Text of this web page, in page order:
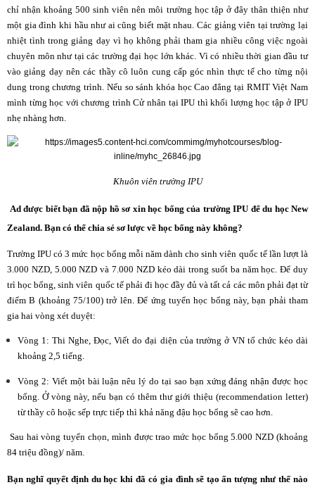
chỉ nhận khoảng 500 sinh viên nên môi trường học tập ở đây thân thiện như
một gia đình khi hầu như ai cũng biết mặt nhau. Các giảng viên tại trường lại
nhiệt tình trong giảng dạy vì họ không phải tham gia nhiều công việc ngoài
chuyên môn như tại các trường đại học lớn khác. Vì có nhiều thời gian đầu tư
vào giảng dạy nên các thầy cô luôn cung cấp góc nhìn thực tế cho từng nội
dung trong chương trình. Nếu so sánh khóa học Cao đẳng tại RMIT Việt Nam
mình từng học với chương trình Cử nhân tại IPU thì khối lượng học tập ở IPU
nhẹ nhàng hơn.
Khuôn viên trường IPU
Ad được biết bạn đã nộp hồ sơ xin học bổng của trường IPU để du học New
Zealand. Bạn có thể chia sẻ sơ lược về học bổng này không?
Trường IPU có 3 mức học bổng mỗi năm dành cho sinh viên quốc tế lần lượt là
3.000 NZD, 5.000 NZD và 7.000 NZD kéo dài trong suốt ba năm học. Để duy
trì học bổng, sinh viên quốc tế phải đi học đầy đủ và tất cả các môn phải đạt từ
điểm B (khoảng 75/100) trở lên. Để ứng tuyển học bổng này, bạn phải tham
gia hai vòng xét duyệt:
Vòng 1: Thi Nghe, Đọc, Viết do đại diện của trường ở VN tổ chức kéo dài
khoảng 2,5 tiếng.
Vòng 2: Viết một bài luận nêu lý do tại sao bạn xứng đáng nhận được học
bổng. Ở vòng này, nếu bạn có thêm thư giới thiệu (recommendation letter)
từ thầy cô hoặc sếp trực tiếp thì khả năng đậu học bổng sẽ cao hơn.
Sau hai vòng tuyển chọn, mình được trao mức học bổng 5.000 NZD (khoảng
84 triệu đồng)/ năm.
Bạn nghĩ quyết định du học khi đã có gia đình sẽ tạo ấn tượng như thế nào